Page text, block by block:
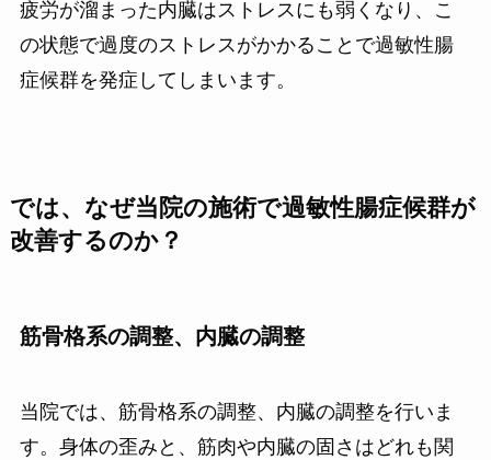
疲労が溜まった内臓はストレスにも弱くなり、こ
の状態で過度のストレスがかかることで過敏性腸
症候群を発症してしまいます。
では、なぜ当院の施術で過敏性腸症候群が
改善するのか？
筋骨格系の調整、内臓の調整
当院では、筋骨格系の調整、内臓の調整を行いま
す。身体の歪みと、筋肉や内臓の固さはどれも関